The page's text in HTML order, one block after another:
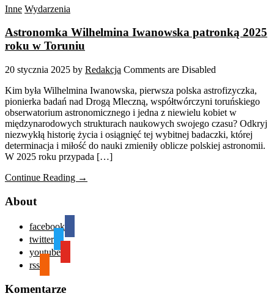
Inne Wydarzenia
Astronomka Wilhelmina Iwanowska patronką 2025
roku w Toruniu
20 stycznia 2025 by Redakcja Comments are Disabled
Kim była Wilhelmina Iwanowska, pierwsza polska astrofizyczka,
pionierka badań nad Drogą Mleczną, współtwórczyni toruńskiego
obserwatorium astronomicznego i jedna z niewielu kobiet w
międzynarodowych strukturach naukowych swojego czasu? Odkryj
niezwykłą historię życia i osiągnięć tej wybitnej badaczki, której
determinacja i miłość do nauki zmieniły oblicze polskiej astronomii.
W 2025 roku przypada […]
Continue Reading →
About
facebook
twitter
youtube
rss
Komentarze